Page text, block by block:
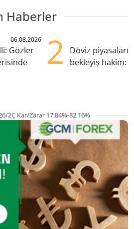
Haberler
06.08.2026
Gözler
2
Döviz
bekleyiş hakim:
2Ç Kar/Zarar 17.84%-82.16%